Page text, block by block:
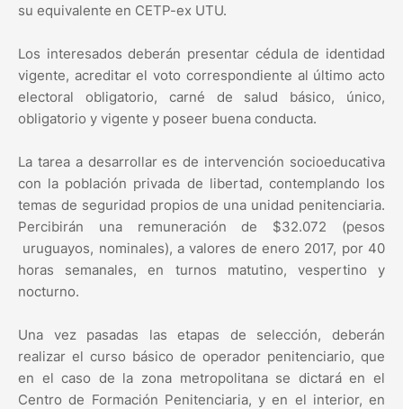
su equivalente en CETP-ex UTU.
Los interesados deberán presentar cédula de identidad
vigente, acreditar el voto correspondiente al último acto
electoral obligatorio, carné de salud básico, único,
obligatorio y vigente y poseer buena conducta.
La tarea a desarrollar es de intervención socioeducativa
con la población privada de libertad, contemplando los
temas de seguridad propios de una unidad penitenciaria.
Percibirán una remuneración de $32.072 (pesos
uruguayos, nominales), a valores de enero 2017, por 40
horas semanales, en turnos matutino, vespertino y
nocturno.
Una vez pasadas las etapas de selección, deberán
realizar el curso básico de operador penitenciario, que
en el caso de la zona metropolitana se dictará en el
Centro de Formación Penitenciaria, y en el interior, en